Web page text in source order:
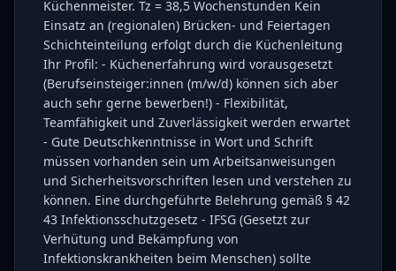
Küchenmeister. Tz = 38,5 Wochenstunden Kein
Einsatz an (regionalen) Brücken- und Feiertagen
Schichteinteilung erfolgt durch die Küchenleitung
Ihr Profil: - Küchenerfahrung wird vorausgesetzt
(Berufseinsteiger:innen (m/w/d) können sich aber
auch sehr gerne bewerben!) - Flexibilität,
Teamfähigkeit und Zuverlässigkeit werden erwartet
- Gute Deutschkenntnisse in Wort und Schrift
müssen vorhanden sein um Arbeitsanweisungen
und Sicherheitsvorschriften lesen und verstehen zu
können. Eine durchgeführte Belehrung gemäß § 42
43 Infektionsschutzgesetz - IFSG (Gesetzt zur
Verhütung und Bekämpfung von
Infektionskrankheiten beim Menschen) sollte